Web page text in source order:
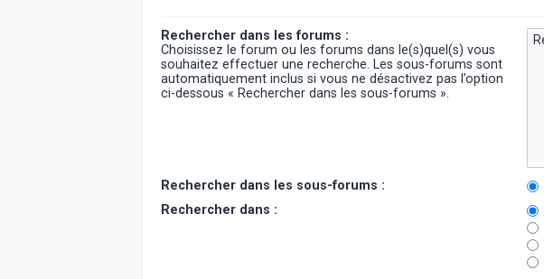
Rechercher dans les forums :
Choisissez le forum ou les forums dans le(s)quel(s) vous
souhaitez effectuer une recherche. Les sous-forums sont
automatiquement inclus si vous ne désactivez pas l’option
ci-dessous « Rechercher dans les sous-forums ».
Rechercher dans les sous-forums :
Rechercher dans :